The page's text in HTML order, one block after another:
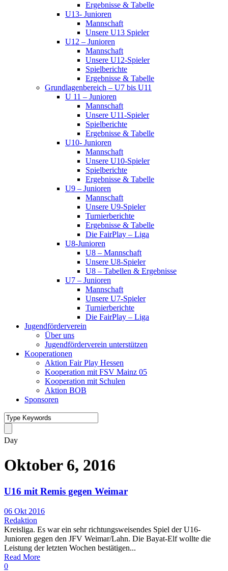
Ergebnisse & Tabelle
U13- Junioren
Mannschaft
Unsere U13 Spieler
U12 – Junioren
Mannschaft
Unsere U12-Spieler
Spielberichte
Ergebnisse & Tabelle
Grundlagenbereich – U7 bis U11
U 11 – Junioren
Mannschaft
Unsere U11-Spieler
Spielberichte
Ergebnisse & Tabelle
U10- Junioren
Mannschaft
Unsere U10-Spieler
Spielberichte
Ergebnisse & Tabelle
U9 – Junioren
Mannschaft
Unsere U9-Spieler
Turnierberichte
Ergebnisse & Tabelle
Die FairPlay – Liga
U8-Junioren
U8 – Mannschaft
Unsere U8-Spieler
U8 – Tabellen & Ergebnisse
U7 – Junioren
Mannschaft
Unsere U7-Spieler
Turnierberichte
Die FairPlay – Liga
Jugendförderverein
Über uns
Jugendförderverein unterstützen
Kooperationen
Aktion Fair Play Hessen
Kooperation mit FSV Mainz 05
Kooperation mit Schulen
Aktion BOB
Sponsoren
Day
Oktober 6, 2016
U16 mit Remis gegen Weimar
06 Okt 2016
Redaktion
Kreisliga. Es war ein sehr richtungsweisendes Spiel der U16-
Junioren gegen den JFV Weimar/Lahn. Die Bayat-Elf wollte die
Leistung der letzten Wochen bestätigen...
Read More
0